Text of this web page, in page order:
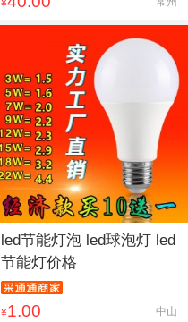
¥
led节能灯泡 led球泡灯 led
节能灯价格
¥1.00 中山